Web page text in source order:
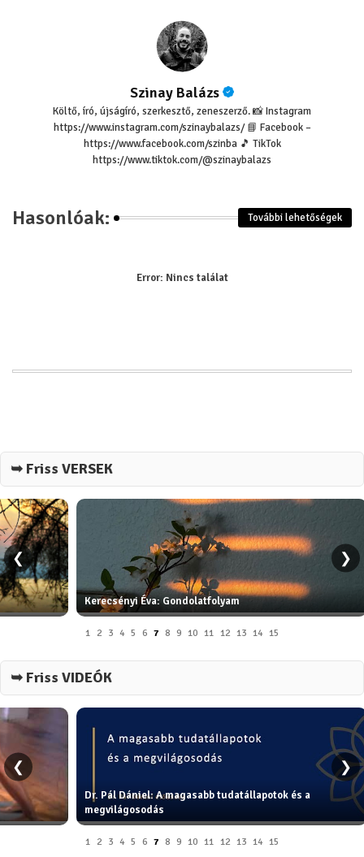
Szinay Balázs
Költő, író, újságíró, szerkesztő, zeneszerző. 📸 Instagram
https://www.instagram.com/szinaybalazs/ 📘 Facebook –
https://www.facebook.com/szinba 🎵 TikTok
https://www.tiktok.com/@szinaybalazs
Hasonlóak: További lehetőségek
Error: Nincs találat
➥ Friss VERSEK
❮
Kerecsényi Éva: Gondolatfolyam
❯
1 2 3 4 5 6 7 8 9 10 11 12 13 14 15
➥ Friss VIDEÓK
❮
Dr. Pál Dániel: A magasabb tudatállapotok és a
megvilágosodás
❯
1 2 3 4 5 6 7 8 9 10 11 12 13 14 15